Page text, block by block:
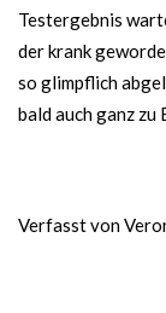
Testergebnis
der krank
so glimpflich
bald auch ganz zu
Verfasst von